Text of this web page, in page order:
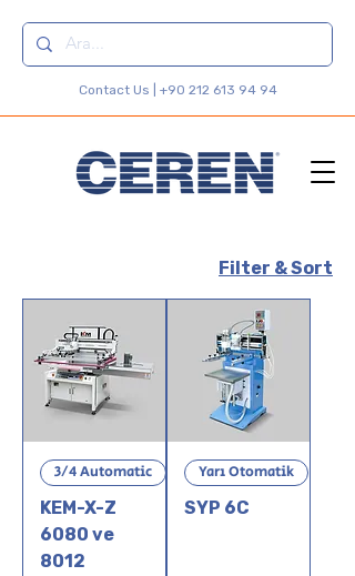
Contact Us | +90 212 613 94 94
Filter & Sort
3/4 Automatic
KEM-X-Z
6080 ve
8012
Yarı Otomatik
SYP 6C